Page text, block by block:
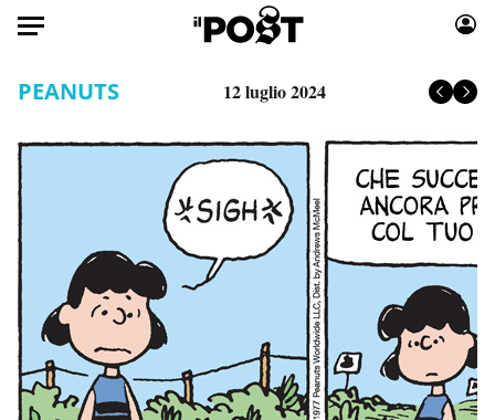
Politica
Tecnologia
Internet
Scienza
Cultura
Economia
Moda
Libri
Consumismi
Storie/Idee
Ok Boomer!
Media
Europa
Altrecose
PEANUTS 12 luglio 2024